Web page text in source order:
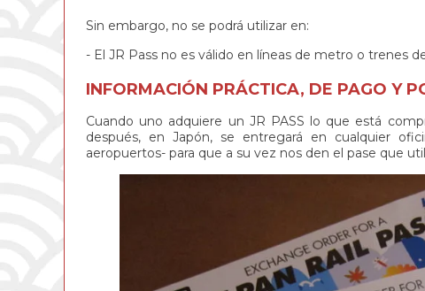
Sin embargo, no se podrá utilizar en:
El JR Pass no es válido en líneas de metro o trenes
INFORMACIÓN PRÁCTICA, DE PAGO Y
Cuando uno adquiere un JR PASS lo que está
después, en Japón, se entregará en cualquier
aeropuertos- para que a su vez nos den el pase que